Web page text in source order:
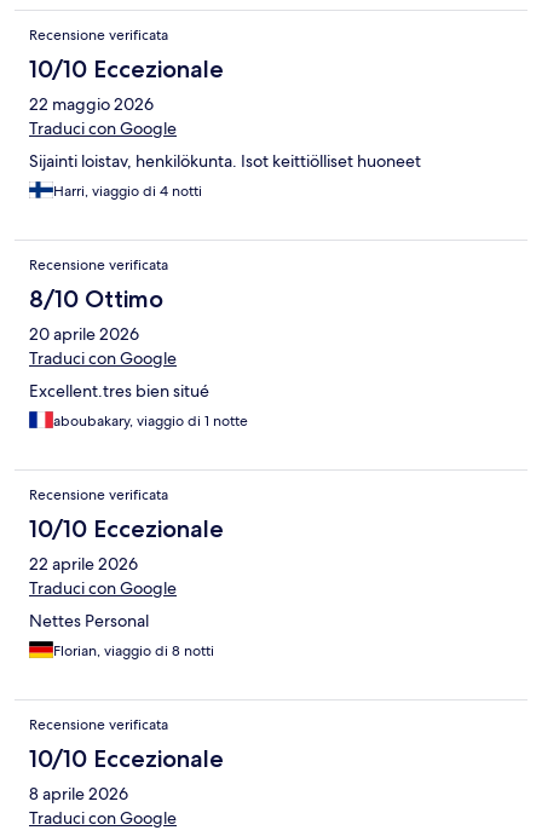
Recensione verificata
10/10 Eccezionale
22 maggio 2026
Traduci con Google
Sijainti loistav, henkilökunta. Isot keittiölliset huoneet
Harri, viaggio di 4 notti
Recensione verificata
8/10 Ottimo
20 aprile 2026
Traduci con Google
Excellent.tres bien situé
aboubakary, viaggio di 1 notte
Recensione verificata
10/10 Eccezionale
22 aprile 2026
Traduci con Google
Nettes Personal
Florian, viaggio di 8 notti
Recensione verificata
10/10 Eccezionale
8 aprile 2026
Traduci con Google